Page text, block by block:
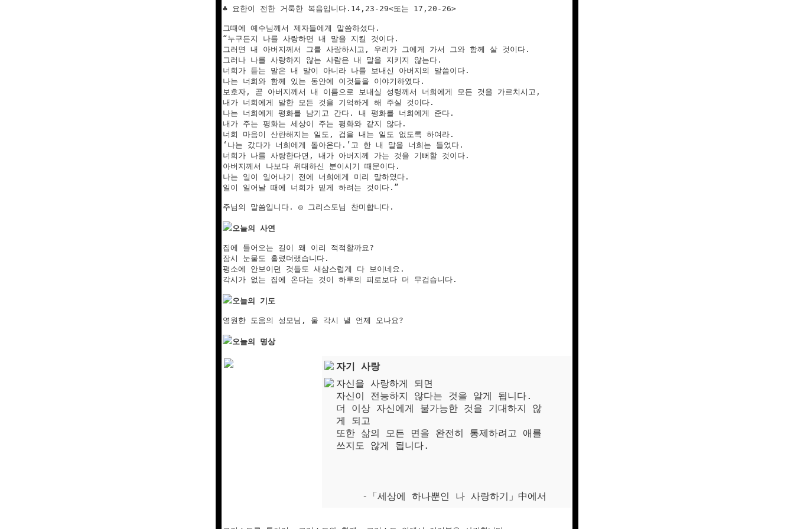
♣ 요한이 전한 거룩한 복음입니다.14,23-29<또는 17,20-26>
그때에 예수님께서 제자들에게 말씀하셨다.
“누구든지 나를 사랑하면 내 말을 지킬 것이다.
그러면 내 아버지께서 그를 사랑하시고, 우리가 그에게 가서 그와 함께 살 것이다.
그러나 나를 사랑하지 않는 사람은 내 말을 지키지 않는다.
너희가 듣는 말은 내 말이 아니라 나를 보내신 아버지의 말씀이다.
나는 너희와 함께 있는 동안에 이것들을 이야기하였다.
보호자, 곧 아버지께서 내 이름으로 보내실 성령께서 너희에게 모든 것을 가르치시고,
내가 너희에게 말한 모든 것을 기억하게 해 주실 것이다.
나는 너희에게 평화를 남기고 간다. 내 평화를 너희에게 준다.
내가 주는 평화는 세상이 주는 평화와 같지 않다.
너희 마음이 산란해지는 일도, 겁을 내는 일도 없도록 하여라.
‘나는 갔다가 너희에게 돌아온다.’고 한 내 말을 너희는 들었다.
너희가 나를 사랑한다면, 내가 아버지께 가는 것을 기뻐할 것이다.
아버지께서 나보다 위대하신 분이시기 때문이다.
나는 일이 일어나기 전에 너희에게 미리 말하였다.
일이 일어날 때에 너희가 믿게 하려는 것이다.”
주님의 말씀입니다. ◎ 그리스도님 찬미합니다.
오늘의 사연
집에 들어오는 길이 왜 이리 적적할까요?
잠시 눈물도 흘렸더랬습니다.
평소에 안보이던 것들도 새삼스럽게 다 보이네요.
각시가 없는 집에 온다는 것이 하루의 피로보다 더 무겁습니다.
오늘의 기도
영원한 도움의 성모님, 울 각시 낼 언제 오나요?
오늘의 명상
자기 사랑
자신을 사랑하게 되면
자신이 전능하지 않다는 것을 알게 됩니다.
더 이상 자신에게 불가능한 것을 기대하지 않
게 되고
또한 삶의 모든 면을 완전히 통제하려고 애를
쓰지도 않게 됩니다.
-「세상에 하나뿐인 나 사랑하기」中에서